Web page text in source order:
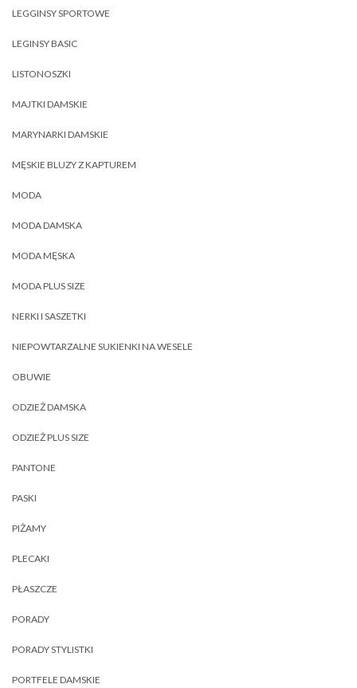
LEGGINSY SPORTOWE
LEGINSY BASIC
LISTONOSZKI
MAJTKI DAMSKIE
MARYNARKI DAMSKIE
MĘSKIE BLUZY Z KAPTUREM
MODA
MODA DAMSKA
MODA MĘSKA
MODA PLUS SIZE
NERKI I SASZETKI
NIEPOWTARZALNE SUKIENKI NA WESELE
OBUWIE
ODZIEŻ DAMSKA
ODZIEŻ PLUS SIZE
PANTONE
PASKI
PIŻAMY
PLECAKI
PŁASZCZE
PORADY
PORADY STYLISTKI
PORTFELE DAMSKIE